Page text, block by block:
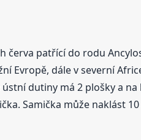
červa patřící do rodu
Evropě, dále v severní
dutiny má 2 plošky a
Samička může naklást